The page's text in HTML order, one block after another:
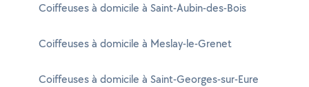
Coiffeuses à domicile à Saint-Aubin-des-Bois
Coiffeuses à domicile à Meslay-le-Grenet
Coiffeuses à domicile à Saint-Georges-sur-Eure